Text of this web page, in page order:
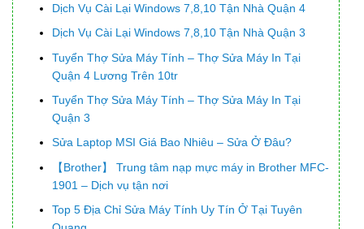
Dịch Vụ Cài Lại Windows 7,8,10 Tận Nhà Quận 4
Dịch Vụ Cài Lại Windows 7,8,10 Tận Nhà Quận 3
Tuyển Thợ Sửa Máy Tính – Thợ Sửa Máy In Tại
Quận 4 Lương Trên 10tr
Tuyển Thợ Sửa Máy Tính – Thợ Sửa Máy In Tại
Quận 3
Sửa Laptop MSI Giá Bao Nhiêu – Sửa Ở Đâu?
【Brother】 Trung tâm nạp mực máy in Brother MFC-
1901 – Dịch vụ tận nơi
Top 5 Địa Chỉ Sửa Máy Tính Uy Tín Ở Tại Tuyên